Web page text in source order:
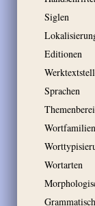
Siglen
Editionen
Sprachen
Wortfamilien
Wortarten